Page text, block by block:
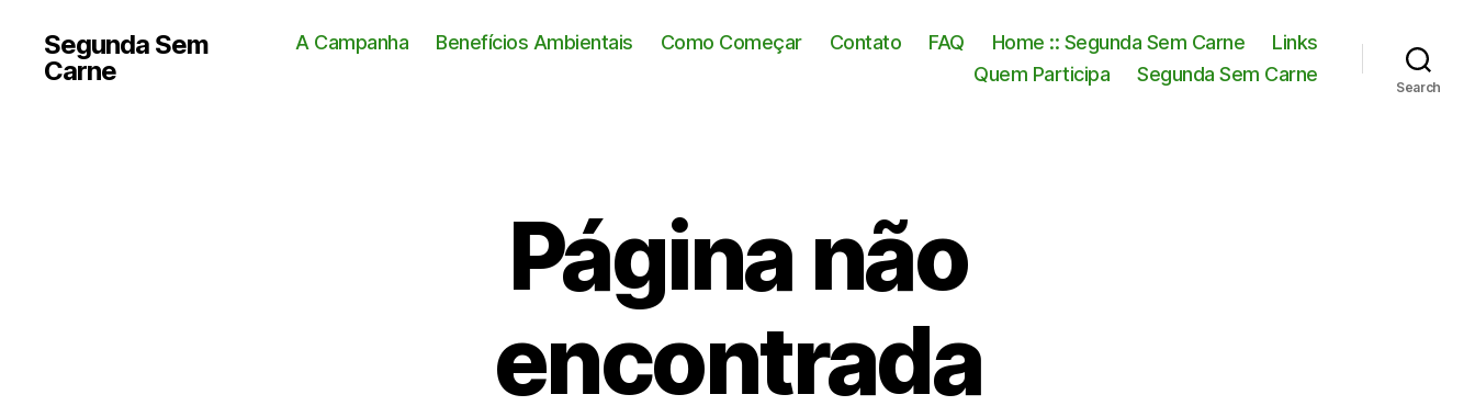
Segunda Sem
Carne
A Campanha Benefícios Ambientais Como Começar Contato FAQ Home :: Segunda Sem Carne
Links
Quem Participa
Segunda Sem Carne
Search
Página não
encontrada